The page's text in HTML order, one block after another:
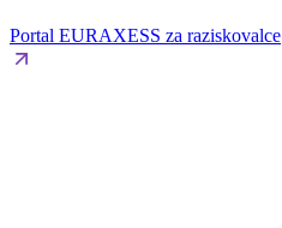
Portal EURAXESS za raziskovalce